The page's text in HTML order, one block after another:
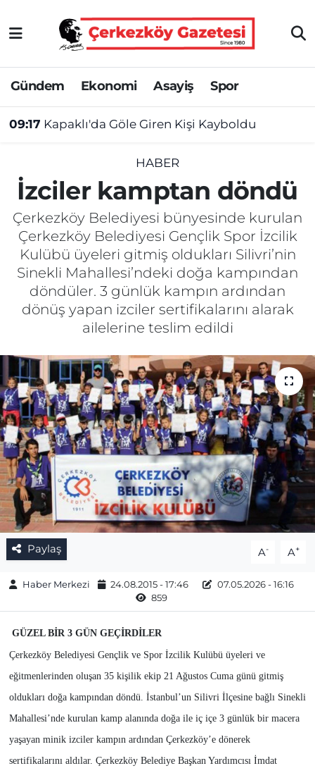
Gündem Ekonomi Asayiş Spor
09:17 Kapaklı'da Göle Giren Kişi Kayboldu
HABER
İzciler kamptan döndü
Çerkezköy Belediyesi bünyesinde kurulan
Çerkezköy Belediyesi Gençlik Spor İzcilik
Kulübü üyeleri gitmiş oldukları Silivri’nin
Sinekli Mahallesi’ndeki doğa kampından
döndüler. 3 günlük kampın ardından
dönüş yapan izciler sertifikalarını alarak
ailelerine teslim edildi
Paylaş A- A+
Haber Merkezi 24.08.2015 - 17:46
07.05.2026 - 16:16
859
GÜZEL BİR 3 GÜN GEÇİRDİLER
Çerkezköy Belediyesi Gençlik ve Spor İzcilik Kulübü üyeleri ve
eğitmenlerinden oluşan 35 kişilik ekip 21 Ağustos Cuma günü gitmiş
oldukları doğa kampından döndü. İstanbul’un Silivri İlçesine bağlı Sinekli
Mahallesi’nde kurulan kamp alanında doğa ile iç içe 3 günlük bir macera
yaşayan minik izciler kampın ardından Çerkezköy’e dönerek
sertifikalarını aldılar. Çerkezköy Belediye Başkan Yardımcısı İmdat
Asayiş
Ekonomi
Gündem
Kültür&Sanat
Manşet
SAĞLIK
Spor
İletişim
Künye
Topluluk Kuralları
Yayın İlkeleri
Tekirdağ Nöbetçi Eczaneler
Tekirdağ Hava Durumu
Tekirdağ Namaz Vakitleri
Tekirdağ Trafik Yoğunluk Haritası
Süper Lig Puan Durumu ve Fikstür
Tüm Manşetler
Son Dakika Haberleri
Haber Arşivi